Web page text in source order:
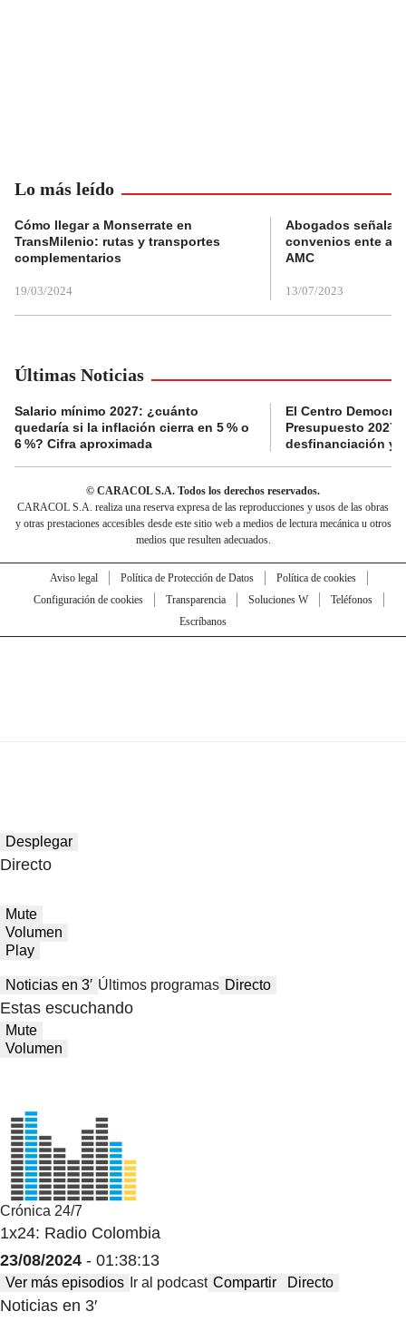
Lo más leído
Cómo llegar a Monserrate en
TransMilenio: rutas y transportes
complementarios
19/03/2024
Abogados
convenios ente
AMC
13/07/2023
Últimas Noticias
Salario mínimo 2027: ¿cuánto
quedaría si la inflación cierra en 5 % o
6 %? Cifra aproximada
El Centro
Presupuesto 2027
desfinanciación y
© CARACOL S.A. Todos los derechos reservados.
CARACOL S.A. realiza una reserva expresa de las reproducciones y usos de las obras
y otras prestaciones accesibles desde este sitio web a medios de lectura mecánica u otros
medios que resulten adecuados.
Aviso legal Política de Protección de Datos
Política de cookies
Configuración de cookies
Transparencia Soluciones W
Teléfonos
Escríbanos
Desplegar
Directo
Mute
Volumen
Play
Noticias en 3′ Últimos programas Directo
Estas escuchando
Mute
Volumen
Crónica 24/7
1x24: Radio Colombia
23/08/2024 - 01:38:13
Ver más episodios Ir al podcast Compartir Directo
Noticias en 3′